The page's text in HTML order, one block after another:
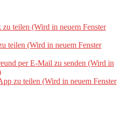
teilen (Wird in neuem Fenster
teilen (Wird in neuem Fenster
per E-Mail zu senden (Wird in
zu teilen (Wird in neuem Fenster